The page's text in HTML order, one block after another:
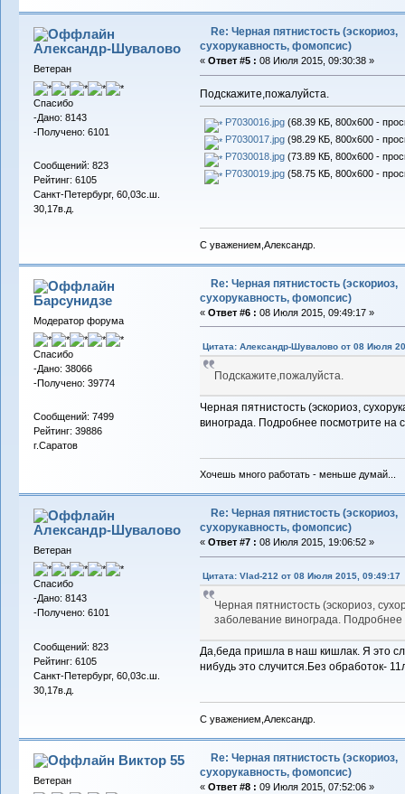
Александр-Шувалово
Ветеран
Спасибо
-Дано: 8143
-Получено: 6101
Сообщений: 823
Рейтинг: 6105
Санкт-Петербург, 60,03с.ш.
30,17в.д.
Re: Черная пятнистость (эскориоз,
сухорукавность, фомопсис)
« Ответ #5 : 08 Июля 2015, 09:30:38 »
Подскажите,пожалуйста.
P7030016.jpg(68.39 КБ, 800x600 -
P7030017.jpg(98.29 КБ, 800x600 -
P7030018.jpg(73.89 КБ, 800x600 -
P7030019.jpg(58.75 КБ, 800x600 -
С уважением,Александр.
Барсунидзе
Модератор форума
Спасибо
-Дано: 38066
-Получено: 39774
Сообщений: 7499
Рейтинг: 39886
г.Саратов
Re: Черная пятнистость (эскориоз,
сухорукавность, фомопсис)
« Ответ #6 : 08 Июля 2015, 09:49:17 »
Цитата: Александр-Шувалово от 08 Июля
Подскажите,пожалуйста.
Черная пятнистость (эскориоз,
винограда. Подробнее посмотрите на
Хочешь много работать - меньше думай...
Александр-Шувалово
Ветеран
Спасибо
-Дано: 8143
-Получено: 6101
Сообщений: 823
Рейтинг: 6105
Санкт-Петербург, 60,03с.ш.
30,17в.д.
Re: Черная пятнистость (эскориоз,
сухорукавность, фомопсис)
« Ответ #7 : 08 Июля 2015, 19:06:52 »
Цитата: Vlad-212 от 08 Июля 2015, 09:49:17
Черная пятнистость (эскориоз,
заболевание винограда.
Да,беда пришла в наш кишлак. Я это
нибудь это случится.Без обработок-
С уважением,Александр.
Виктор 55
Ветеран
Re: Черная пятнистость (эскориоз,
сухорукавность, фомопсис)
« Ответ #8 : 09 Июля 2015, 07:52:06 »